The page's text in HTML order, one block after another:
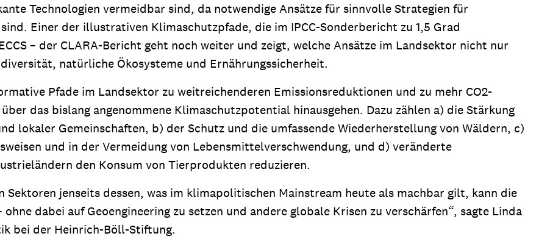
Technologien vermeidbar sind, da notwendige Ansätze für sinnvolle Strategien für
Einer der illustrativen Klimaschutzpfade, die im IPCC-Sonderbericht zu 1,5 Grad
– der CLARA-Bericht geht noch weiter und zeigt, welche Ansätze im Landsektor nicht nur
natürliche Ökosysteme und Ernährungssicherheit.
Pfade im Landsektor zu weitreichenderen Emissionsreduktionen und zu mehr CO2-
das bislang angenommene Klimaschutzpotential hinausgehen. Dazu zählen a) die Stärkung
lokaler Gemeinschaften, b) der Schutz und die umfassende Wiederherstellung von Wäldern, c)
und in der Vermeidung von Lebensmittelverschwendung, und d) veränderte
den Konsum von Tierprodukten reduzieren.
jenseits dessen, was im klimapolitischen Mainstream heute als machbar gilt, kann die
dabei auf Geoengineering zu setzen und andere globale Krisen zu verschärfen“, sagte Linda
bei der Heinrich-Böll-Stiftung.